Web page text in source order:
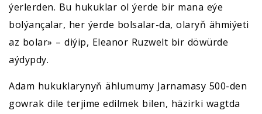
ýerlerden. Bu hukuklar ol ýerde bir mana eýe
bolýançalar, her ýerde bolsalar-da, olaryň ähmiýeti
az bolar» – diýip, Eleanor Ruzwelt bir döwürde
aýdypdy.
Adam hukuklarynyň ählumumy Jarnamasy 500-den
gowrak dile terjime edilmek bilen, häzirki wagtda